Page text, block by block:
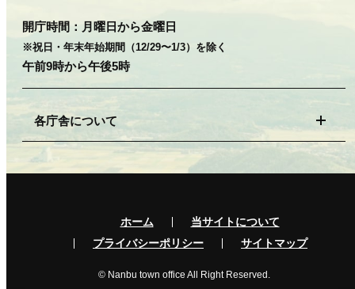
開庁時間： 月曜日から金曜日
※祝日・年末年始期間（12/29〜1/3）を除く
午前9時から午後5時
各庁舎について
ホーム
当サイトについて
プライバシーポリシー
サイトマップ
© Nanbu town office All Right Reserved.